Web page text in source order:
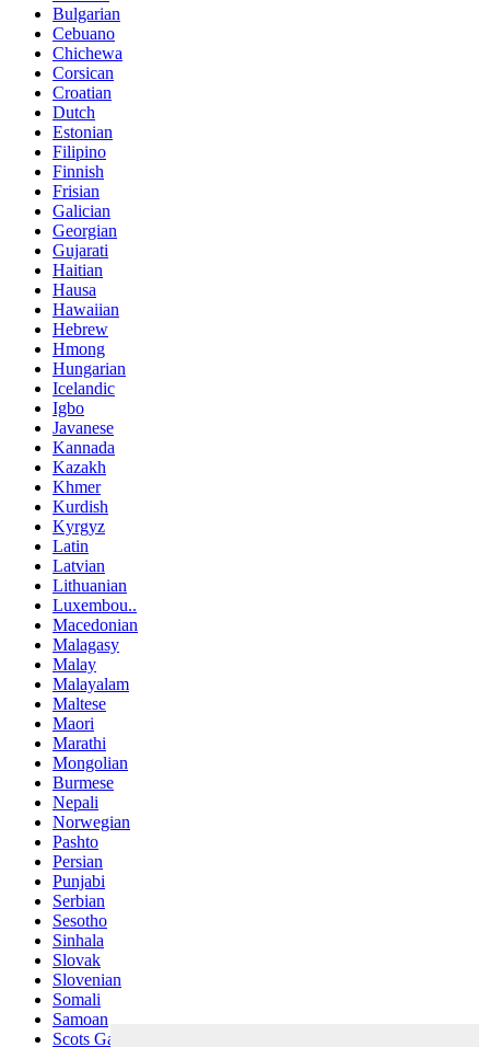
Bulgarian
Cebuano
Chichewa
Corsican
Croatian
Dutch
Estonian
Filipino
Finnish
Frisian
Galician
Georgian
Gujarati
Haitian
Hausa
Hawaiian
Hebrew
Hmong
Hungarian
Icelandic
Igbo
Javanese
Kannada
Kazakh
Khmer
Kurdish
Kyrgyz
Latin
Latvian
Lithuanian
Luxembou..
Macedonian
Malagasy
Malay
Malayalam
Maltese
Maori
Marathi
Mongolian
Burmese
Nepali
Norwegian
Pashto
Persian
Punjabi
Serbian
Sesotho
Sinhala
Slovak
Slovenian
Somali
Samoan
Scots Gaelic